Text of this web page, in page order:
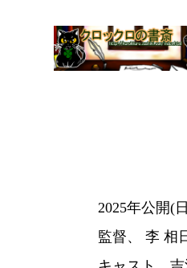
2025年公開(
監督、 李 相